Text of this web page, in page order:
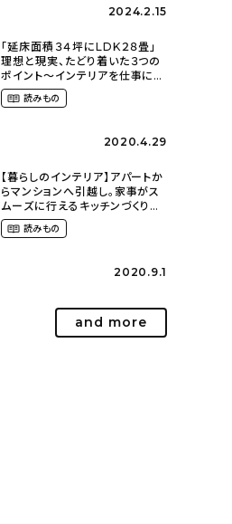
2024.2.15
「延床面積３４坪にLDK２８畳」
理想と現実、たどり着いた３つの
ポイント〜インテリアを仕事にし
ていた私の暮らす家（tn.h.mさ
ん） 読みもの
2020.4.29
【暮らしのインテリア】アパートか
らマンションへ引越し。家事がス
ムーズに行えるキッチンづくり〜
２LDKの賃貸暮らし
（mari_ppe_さん）
読みもの
2020.9.1
and more